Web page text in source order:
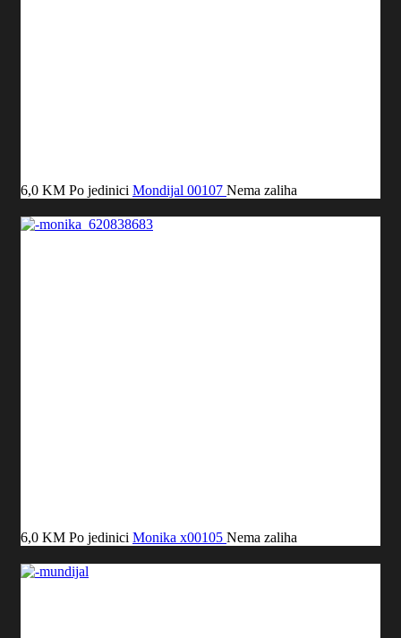
6,0 KM Po jedinici Mondijal 00107 Nema zaliha
6,0 KM Po jedinici Monika x00105 Nema zaliha